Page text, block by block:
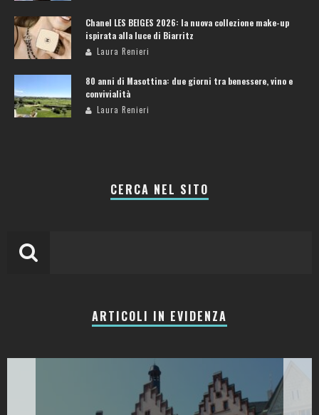
Chanel LES BEIGES 2026: la nuova collezione make-up
ispirata alla luce di Biarritz
Laura Renieri
80 anni di Masottina: due giorni tra benessere, vino e
convivialità
Laura Renieri
CERCA NEL SITO
ARTICOLI IN EVIDENZA